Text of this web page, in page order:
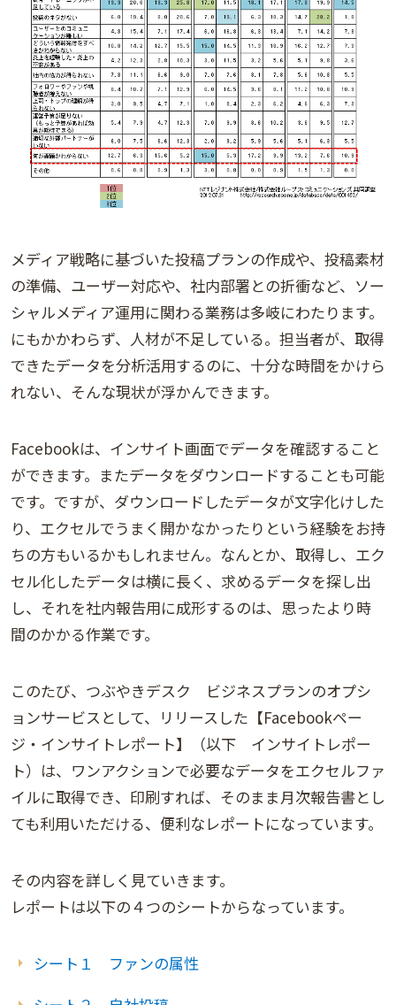
メディア戦略に基づいた投稿プランの作成や、投稿素材
の準備、ユーザー対応や、社内部署との折衝など、ソー
シャルメディア運用に関わる業務は多岐にわたります。
にもかかわらず、人材が不足している。担当者が、取得
できたデータを分析活用するのに、十分な時間をかけら
れない、そんな現状が浮かんできます。
Facebookは、インサイト画面でデータを確認すること
ができます。またデータをダウンロードすることも可能
です。ですが、ダウンロードしたデータが文字化けした
り、エクセルでうまく開かなかったりという経験をお持
ちの方もいるかもしれません。なんとか、取得し、エク
セル化したデータは横に長く、求めるデータを探し出
し、それを社内報告用に成形するのは、思ったより時
間のかかる作業です。
このたび、つぶやきデスク ビジネスプランのオプシ
ョンサービスとして、リリースした【Facebookペー
ジ・インサイトレポート】（以下 インサイトレポー
ト）は、ワンアクションで必要なデータをエクセルファ
イルに取得でき、印刷すれば、そのまま月次報告書とし
ても利用いただける、便利なレポートになっています。
その内容を詳しく見ていきます。
レポートは以下の４つのシートからなっています。
シート１ ファンの属性